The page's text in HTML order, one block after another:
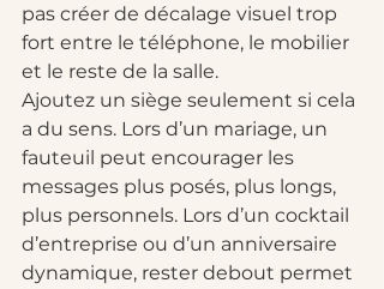
pas créer de décalage visuel trop
fort entre le téléphone, le mobilier
et le reste de la salle.
Ajoutez un siège seulement si cela
a du sens. Lors d’un mariage, un
fauteuil peut encourager les
messages plus posés, plus longs,
plus personnels. Lors d’un cocktail
d’entreprise ou d’un anniversaire
dynamique, rester debout permet